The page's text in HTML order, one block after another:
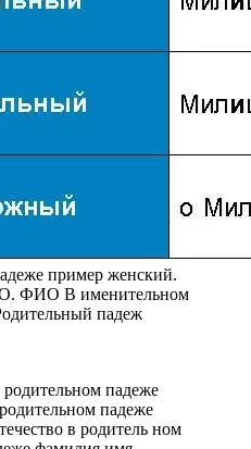
пример женский.
ФИО В именительном
падеж
падеже
падеже
в родитель ном